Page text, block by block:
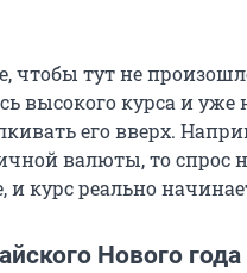
чтобы тут не
высокого курса и
его вверх.
валюты, то спрос
и курс реально
Нового